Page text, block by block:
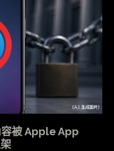
被 Apple App